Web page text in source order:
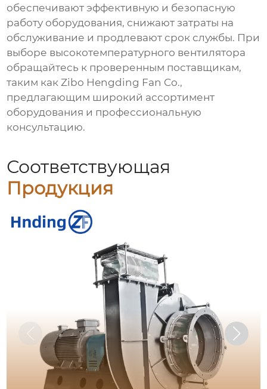
обеспечивают эффективную и безопасную
работу оборудования, снижают затраты на
обслуживание и продлевают срок службы. При
выборе высокотемпературного вентилятора
обращайтесь к проверенным поставщикам,
таким какZibo Hengding Fan Co.,
предлагающим широкий ассортимент
оборудования и профессиональную
консультацию.
Соответствующая
Продукция